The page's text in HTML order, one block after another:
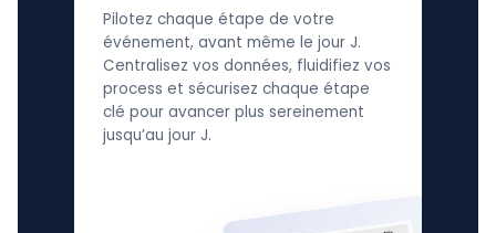
Pilotez chaque étape de votre
événement, avant même le jour J.
Centralisez vos données, fluidifiez vos
process et sécurisez chaque étape
clé pour avancer plus sereinement
jusqu’au jour J.